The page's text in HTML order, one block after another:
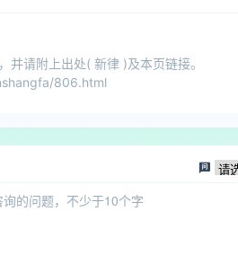
并请附上出处( 新律 )及本页链接。
806.html